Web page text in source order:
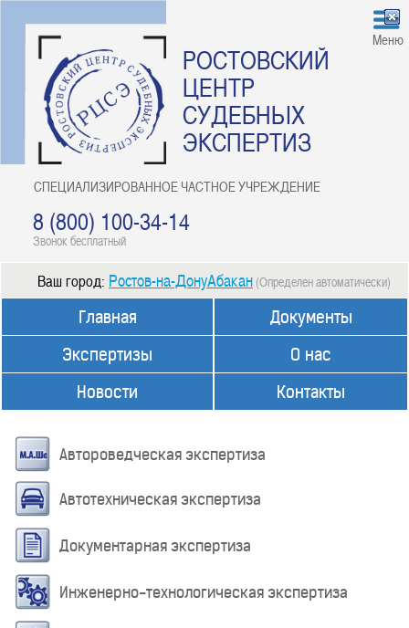
РОСТОВСКИЙ
ЦЕНТР
СУДЕБНЫХ
ЭКСПЕРТИЗ
СПЕЦИАЛИЗИРОВАННОЕ ЧАСТНОЕ УЧРЕЖДЕНИЕ
8 (800) 100-34-14
Звонок бесплатный
Меню
Ваш город: Ростов-на-ДонуАбакан (Определен автоматически)
Главная
Экспертизы
Новости
Документы
О нас
Контакты
Автороведческая экспертиза
Автотехническая экспертиза
Документарная экспертиза
Инженерно-технологическая экспертиза